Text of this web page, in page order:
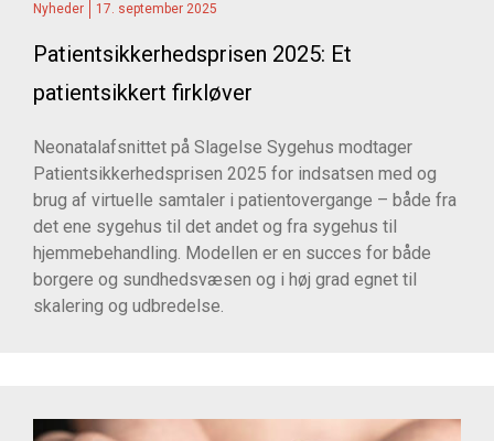
Nyheder 17. september 2025
Patientsikkerhedsprisen 2025: Et
patientsikkert firkløver
Neonatalafsnittet på Slagelse Sygehus modtager
Patientsikkerhedsprisen 2025 for indsatsen med og
brug af virtuelle samtaler i patientovergange – både fra
det ene sygehus til det andet og fra sygehus til
hjemmebehandling. Modellen er en succes for både
borgere og sundhedsvæsen og i høj grad egnet til
skalering og udbredelse.